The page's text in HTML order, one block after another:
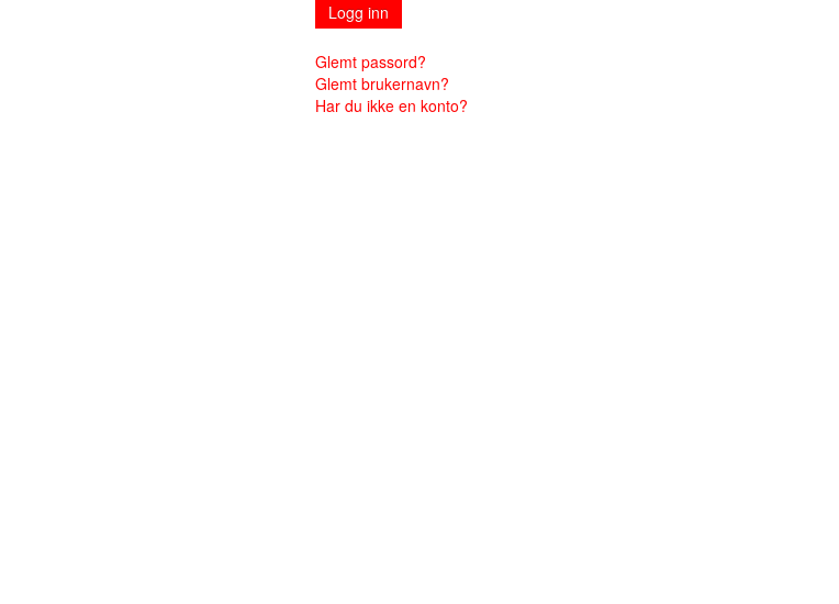
Logg inn
Glemt passord?
Glemt brukernavn?
Har du ikke en konto?